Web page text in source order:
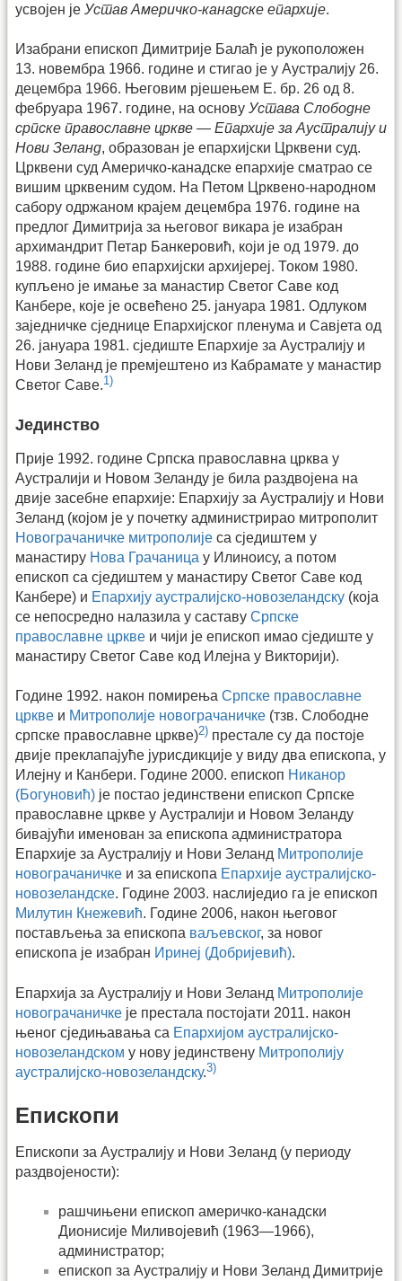
усвојен је Устав Америчко-канадске епархије.
Изабрани епископ Димитрије Балаћ је рукоположен
13. новембра 1966. године и стигао је у Аустралију 26.
децембра 1966. Његовим рјешењем Е. бр. 26 од 8.
фебруара 1967. године, на основу Устава Слободне
српске православне цркве — Епархије за Аустралију и
Нови Зеланд, образован је епархијски Црквени суд.
Црквени суд Америчко-канадске епархије сматрао се
вишим црквеним судом. На Петом Црквено-народном
сабору одржаном крајем децембра 1976. године на
предлог Димитрија за његовог викара је изабран
архимандрит Петар Банкеровић, који је од 1979. до
1988. године био епархијски архијереј. Током 1980.
купљено је имање за манастир Светог Саве код
Канбере, које је освећено 25. јануара 1981. Одлуком
заједничке сједнице Епархијског пленума и Савјета од
26. јануара 1981. сједиште Епархије за Аустралију и
Нови Зеланд је премјештено из Кабрамате у манастир
Светог Саве.1)
Јединство
Прије 1992. године Српска православна црква у
Аустралији и Новом Зеланду је била раздвојена на
двије засебне епархије: Епархију за Аустралију и Нови
Зеланд (којом је у почетку администрирао митрополит
Новограчаничке митрополије са сједиштем у
манастиру Нова Грачаница у Илиноису, а потом
епископ са сједиштем у манастиру Светог Саве код
Канбере) и Епархију аустралијско-новозеландску (која
се непосредно налазила у саставу Српске
православне цркве и чији је епископ имао сједиште у
манастиру Светог Саве код Илејна у Викторији).
Године 1992. након помирења Српске православне
цркве и Митрополије новограчаничке (тзв. Слободне
српске православне цркве)2) престале су да постоје
двије преклапајуће јурисдикције у виду два епископа, у
Илејну и Канбери. Године 2000. епископ Никанор
(Богуновић) је постао јединствени епископ Српске
православне цркве у Аустралији и Новом Зеланду
бивајући именован за епископа администратора
Епархије за Аустралију и Нови Зеланд Митрополије
новограчаничке и за епископа Епархије аустралијско-
новозеландске. Године 2003. наслиједио га је епископ
Милутин Кнежевић. Године 2006, након његовог
постављења за епископа ваљевског, за новог
епископа је изабран Иринеј (Добријевић).
Епархија за Аустралију и Нови Зеланд Митрополије
новограчаничке је престала постојати 2011. након
њеног сједињавања са Епархијом аустралијско-
новозеландском у нову јединствену Митрополију
аустралијско-новозеландску.3)
Епископи
Епископи за Аустралију и Нови Зеланд (у периоду
раздвојености):
рашчињени епископ америчко-канадски
Дионисије Миливојевић (1963—1966),
администратор;
епископ за Аустралију и Нови Зеланд Димитрије